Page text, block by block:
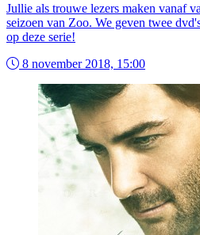
Jullie als trouwe lezers maken vanaf
seizoen van Zoo. We geven twee
op deze serie!
8 november 2018, 15:00